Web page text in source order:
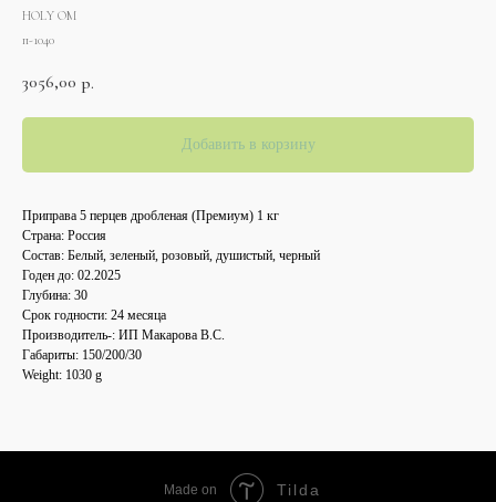
HOLY OM
п-1040
3056,00 р.
Добавить в корзину
Приправа 5 перцев дробленая (Премиум) 1 кг
Страна: Россия
Состав: Белый, зеленый, розовый, душистый, черный
Годен до: 02.2025
Глубина: 30
Срок годности: 24 месяца
Производитель-: ИП Макарова В.С.
Габариты: 150/200/30
Weight: 1030 g
Made on Tilda